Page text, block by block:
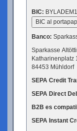
BIC:
BIC al
Banco:
Sparkasse
Katharinenplatz
84453 Mühldorf
SEPA Credit
SEPA Direct
B2B es
SEPA Instant